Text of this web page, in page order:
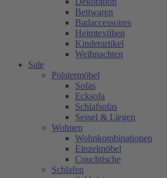
Bettwaren
Badaccessoires
Heimtextilien
Kinderartikel
Weihnachten
Sale
Polstermöbel
Sofas
Ecksofa
Schlafsofas
Sessel & Liegen
Wohnen
Wohnkombinationen
Einzelmöbel
Couchtische
Schlafen